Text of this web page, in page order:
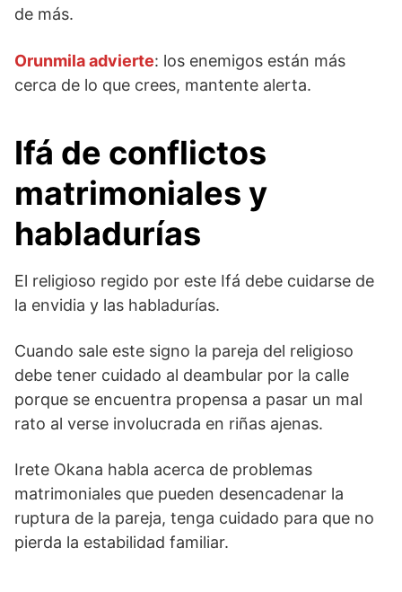
de más.
Orunmila advierte: los enemigos están más
cerca de lo que crees, mantente alerta.
Ifá de conflictos
matrimoniales y
habladurías
El religioso regido por este Ifá debe cuidarse de
la envidia y las habladurías.
Cuando sale este signo la pareja del religioso
debe tener cuidado al deambular por la calle
porque se encuentra propensa a pasar un mal
rato al verse involucrada en riñas ajenas.
Irete Okana habla acerca de problemas
matrimoniales que pueden desencadenar la
ruptura de la pareja, tenga cuidado para que no
pierda la estabilidad familiar.